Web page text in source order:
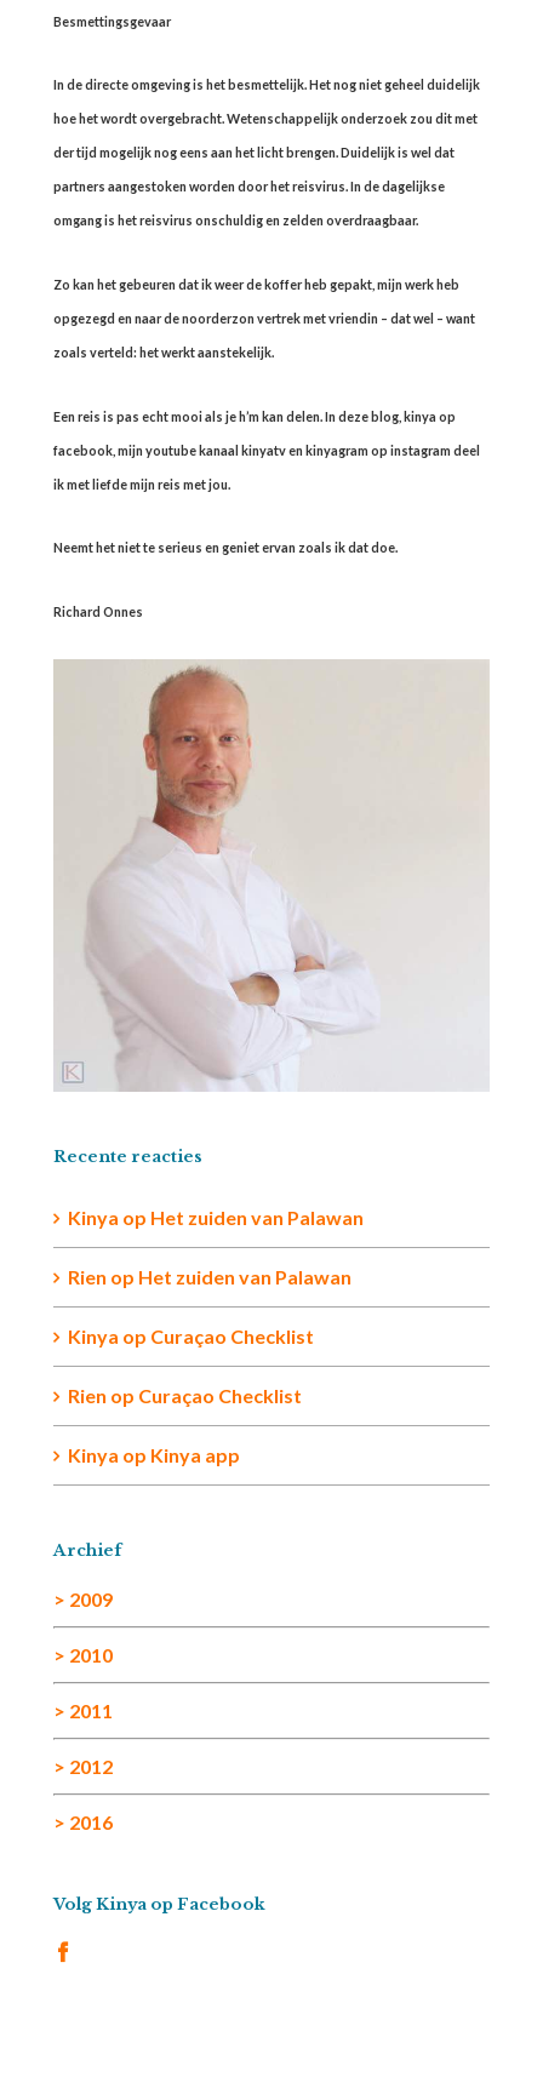
Besmettingsgevaar
In de directe omgeving is het besmettelijk. Het nog niet geheel duidelijk
hoe het wordt overgebracht. Wetenschappelijk onderzoek zou dit met
der tijd mogelijk nog eens aan het licht brengen. Duidelijk is wel dat
partners aangestoken worden door het reisvirus. In de dagelijkse
omgang is het reisvirus onschuldig en zelden overdraagbaar.
Zo kan het gebeuren dat ik weer de koffer heb gepakt, mijn werk heb
opgezegd en naar de noorderzon vertrek met vriendin – dat wel – want
zoals verteld: het werkt aanstekelijk.
Een reis is pas echt mooi als je h’m kan delen. In deze blog, kinya op
facebook, mijn youtube kanaal kinyatv en kinyagram op instagram deel
ik met liefde mijn reis met jou.
Neemt het niet te serieus en geniet ervan zoals ik dat doe.
Richard Onnes
Recente reacties
Kinya op Het zuiden van Palawan
Rien op Het zuiden van Palawan
Kinya op Curaçao Checklist
Rien op Curaçao Checklist
Kinya op Kinya app
Archief
> 2009
> 2010
> 2011
> 2012
> 2016
Volg Kinya op Facebook